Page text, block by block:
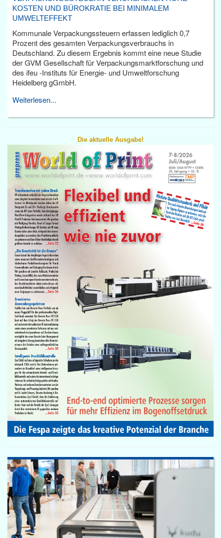
KOSTEN UND BÜROKRATIE BEI MINIMALEM
UMWELTEFFEKT
Kommunale Verpackungssteuern erfassen lediglich 0,7
Prozent des gesamten Verpackungsverbrauchs in
Deutschland. Zu diesem Ergebnis kommt eine neue Studie
der GVM Gesellschaft für Verpackungsmarktforschung und
des ifeu -Instituts für Energie- und Umweltforschung
Heidelberg gGmbH.
Weiterlesen...
Die aktuelle Ausgabe!